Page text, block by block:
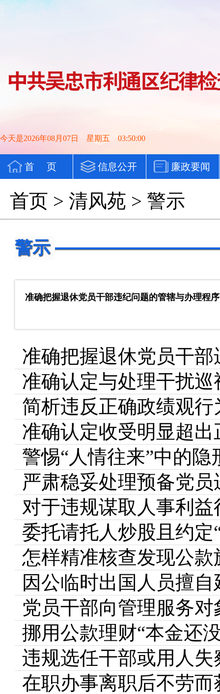
今天是2026年08月07日 星期五 03:50:00
首 页 信息公开 廉政要闻
首页 > 清风苑 > 警示
警示
准确把握退休党员干部违纪问题的管辖与办理程序
准确把握退休党员干
准确认定与处理干扰
简析违反正确政绩观
准确认定收受明显超
警惕“人情往来”中的隐
严肃稳妥处理预备党员
对于违规谋取人事利
委托请托人炒股且约定
怎样精准核查发现公款
因公临时出国人员擅
党员干部向管理服务
挪用公款理财“本金还
违规选任干部或用人
在职办事离职后不劳而